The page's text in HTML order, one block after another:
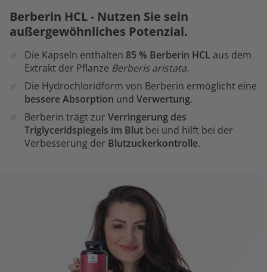
Berberin HCL - Nutzen Sie sein
außergewöhnliches Potenzial.
Die Kapseln enthalten 85 % Berberin HCL aus dem
Extrakt der Pflanze Berberis aristata.
Die Hydrochloridform von Berberin ermöglicht eine
bessere Absorption und Verwertung.
Berberin trägt zur Verringerung des
Triglyceridspiegels im Blut bei und hilft bei der
Verbesserung der Blutzuckerkontrolle.